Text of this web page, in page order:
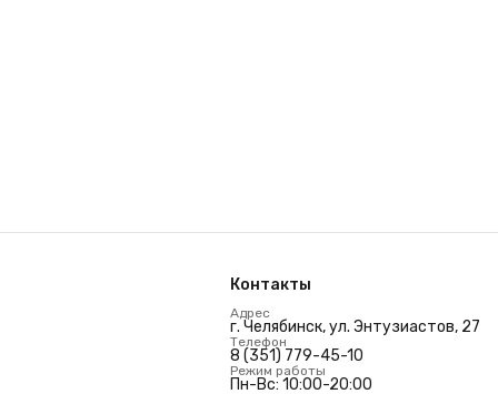
Контакты
Адрес
г. Челябинск, ул. Энтузиастов, 27
Телефон
8 (351) 779-45-10
Режим работы
Пн-Вс: 10:00-20:00